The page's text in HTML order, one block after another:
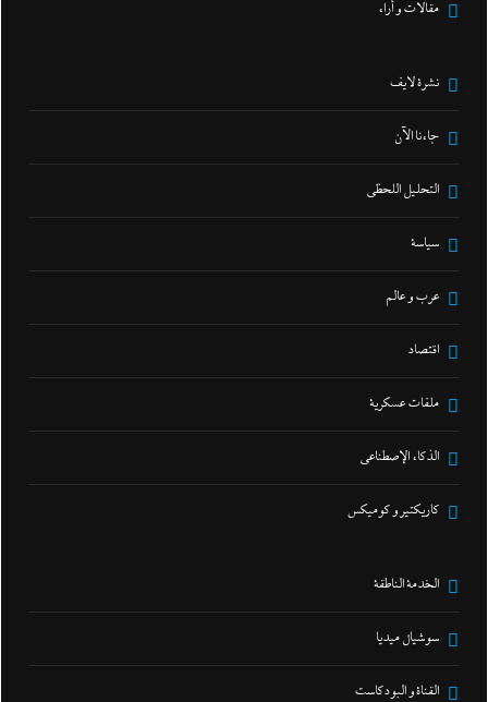
مقالات و أراء
نشرة لايف
جاءنا الآن
التحليل اللحظي
سياسة
عرب و عالم
اقتصاد
ملفات عسكرية
الذكاء الإصطناعي
كاريكتير و كوميكس
الخدمة الناطقة
سوشيال ميديا
القناة و البودكاست